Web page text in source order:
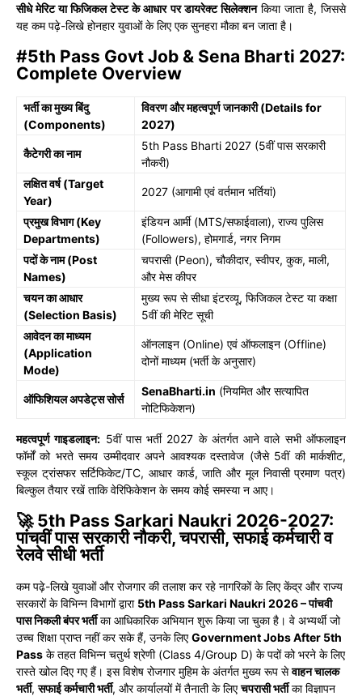
सीधे मेरिट या फिजिकल टेस्ट के आधार पर डायरेक्ट सिलेक्शनकिया जाता है, जिससे
यह कम पढ़े-लिखे होनहार युवाओं के लिए एक सुनहरा मौका बन जाता है।
#5th Pass Govt Job & Sena Bharti 2027:
Complete Overview
भर्ती का मुख्य बिंदु
(Components)
विवरण और महत्वपूर्ण जानकारी (Details for
2027)
कैटेगरी का नाम
5th Pass Bharti 2027 (5वीं पास सरकारी
नौकरी)
लक्षित वर्ष (Target
Year)
2027 (आगामी एवं वर्तमान भर्तियां)
प्रमुख विभाग (Key
Departments)
इंडियन आर्मी (MTS/सफाईवाला), राज्य पुलिस
(Followers), होमगार्ड, नगर निगम
पदों के नाम (Post
Names)
चपरासी (Peon), चौकीदार, स्वीपर, कुक, माली,
और मेस कीपर
चयन का आधार
(Selection Basis)
मुख्य रूप से सीधा इंटरव्यू, फिजिकल टेस्ट या कक्षा
5वीं की मेरिट सूची
आवेदन का माध्यम
(Application
Mode)
ऑनलाइन (Online) एवं ऑफलाइन (Offline)
दोनों माध्यम (भर्ती के अनुसार)
ऑफिशियल अपडेट्स सोर्स
SenaBharti.in (नियमित और सत्यापित
नोटिफिकेशन)
महत्वपूर्ण गाइडलाइन: 5वीं पास भर्ती 2027 के अंतर्गत आने वाले सभी ऑफलाइन
फॉर्मों को भरते समय उम्मीदवार अपने आवश्यक दस्तावेज (जैसे 5वीं की मार्कशीट,
स्कूल ट्रांसफर सर्टिफिकेट/TC, आधार कार्ड, जाति और मूल निवासी प्रमाण पत्र)
बिल्कुल तैयार रखें ताकि वेरिफिकेशन के समय कोई समस्या न आए।
🚀 5th Pass Sarkari Naukri 2026-2027:
पांचवीं पास सरकारी नौकरी, चपरासी, सफाई कर्मचारी व
रेलवे सीधी भर्ती
कम पढ़े-लिखे युवाओं और रोजगार की तलाश कर रहे नागरिकों के लिए केंद्र और राज्य
सरकारों के विभिन्न विभागों द्वारा 5th Pass Sarkari Naukri 2026 – पांचवी
पास निकली बंपर भर्तीका आधिकारिक अभियान शुरू किया जा चुका है। वे अभ्यर्थी जो
उच्च शिक्षा प्राप्त नहीं कर सके हैं, उनके लिएGovernment Jobs After 5th
Pass के तहत विभिन्न चतुर्थ श्रेणी (Class 4/Group D) के पदों को भरने के लिए
रास्ते खोल दिए गए हैं। इस विशेष रोजगार मुहिम के अंतर्गत मुख्य रूप सेवाहन चालक
भर्ती,सफाई कर्मचारी भर्ती, और कार्यालयों में तैनाती के लिएचपरासी भर्तीका विज्ञापन